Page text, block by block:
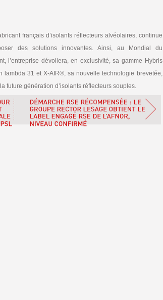
français d’isolants réflecteurs alvéolaires, continue
des solutions innovantes. Ainsi, au Mondial du
l’entreprise dévoilera, en exclusivité, sa gamme Hybris
lambda 31 et X-AIR®, sa nouvelle technologie brevetée,
future génération d’isolants réflecteurs souples.